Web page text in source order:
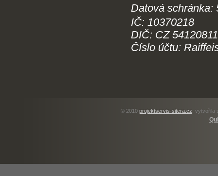
Datová schránka:
IČ: 10370218
DIČ: CZ
Číslo účtu:
© 2010 projektservis-sitera.cz, vytvořila